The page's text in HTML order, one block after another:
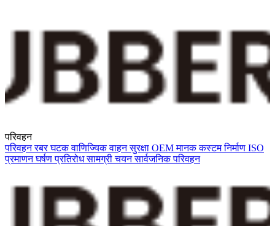
परिवहन
परिवहनरबर घटकवाणिज्यिक वाहनसुरक्षा OEM मानककस्टम निर्माण ISO
प्रमाणनघर्षण प्रतिरोधसामग्री चयनसार्वजनिक परिवहन